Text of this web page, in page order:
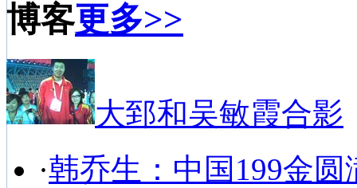
博客更多>>
大郅和吴敏霞合影
·韩乔生：中国199金圆